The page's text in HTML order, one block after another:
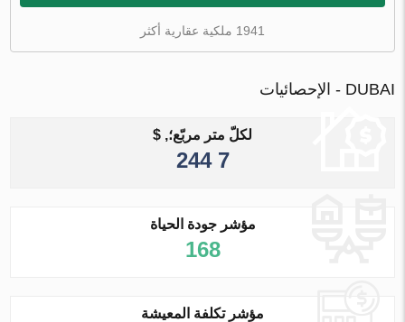
1941 ملكية عقارية أكثر
DUBAI - الإحصائيات
لكلّ متر مربّع؛, $
7 244
مؤشر جودة الحياة
168
مؤشر تكلفة المعيشة